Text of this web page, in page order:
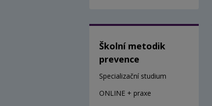
Školní metodik
prevence
Specializační studium
ONLINE + praxe